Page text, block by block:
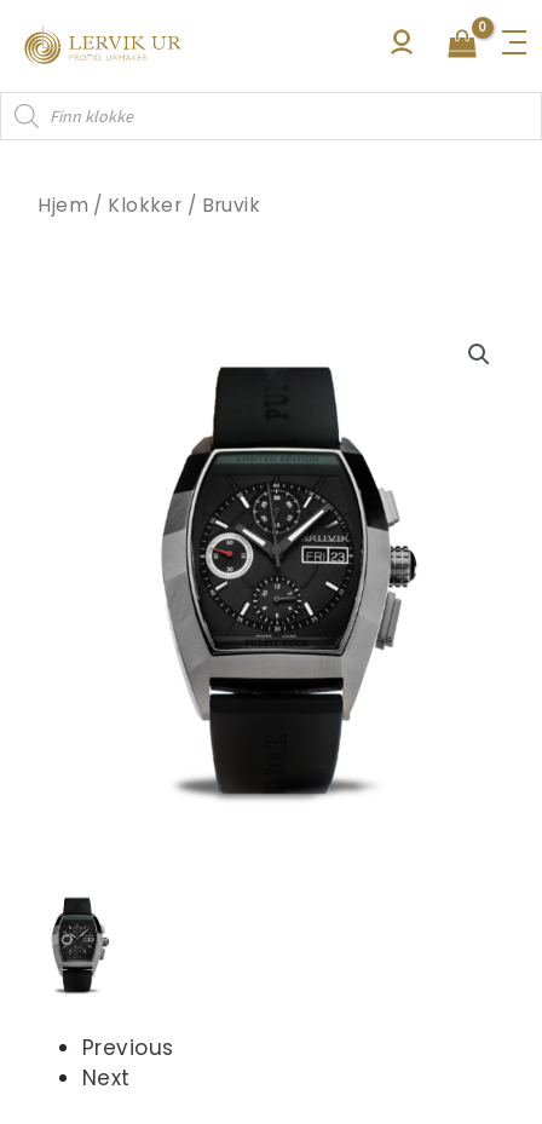
rett
innholdet
Products
search
Hjem / Klokker / Bruvik
Previous
Next